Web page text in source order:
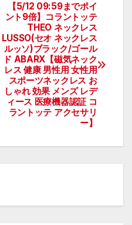
【5/12 09:59までポイ
ント9倍】コラントッテ
THEO ネックレス
LUSSO(セオ ネックレス
ルッソ)ブラック/ゴール
ド ABARX【磁気ネック
レス 健康 男性用 女性用
スポーツネックレス お
しゃれ 効果 メンズ レデ
ィース 医療機器認証 コ
ラントッテ アクセサリ
ー】